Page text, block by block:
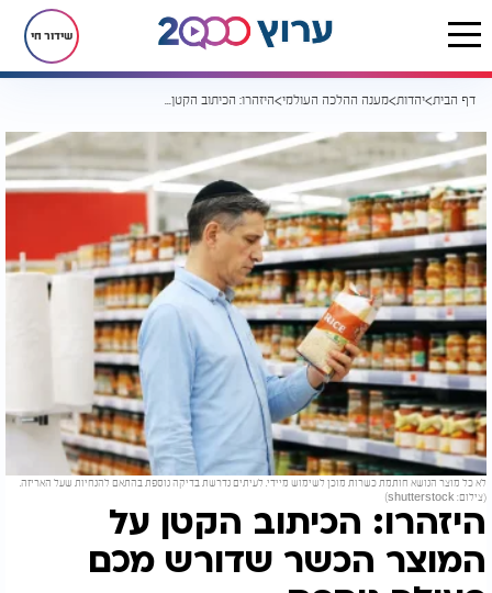
שידור חי
דף הבית יהדות מענה ההלכה העולמי היזהרו: הכיתוב הקטן על המוצר הכשר שדורש מכם פעולה נוספת
לא כל מוצר הנושא חותמת כשרות מוכן לשימוש מיידי. לעיתים נדרשת בדיקה נוספת בהתאם להנחיות שעל האריזה.
(צילום: shutterstock)
היזהרו: הכיתוב הקטן על
המוצר הכשר שדורש מכם